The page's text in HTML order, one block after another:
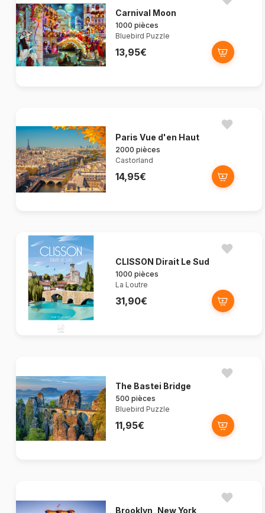
Carnival Moon
1000 pièces
Bluebird Puzzle
13,95€
Paris Vue d'en Haut
2000 pièces
Castorland
14,95€
CLISSON Dirait Le Sud
1000 pièces
La Loutre
31,90€
The Bastei Bridge
500 pièces
Bluebird Puzzle
11,95€
Brooklyn, New York